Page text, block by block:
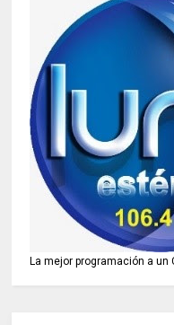
La mejor programación a un